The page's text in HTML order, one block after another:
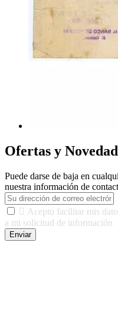
Ofertas y
Puede darse de baja en
nuestra información de
 Acepto facilitar mis
a mi solicitud de información
Enviar